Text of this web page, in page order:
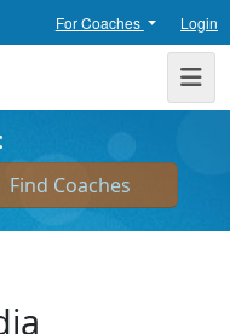
For Coaches Login